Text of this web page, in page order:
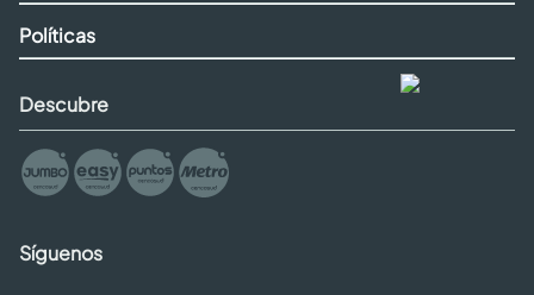
Políticas
Descubre
Síguenos